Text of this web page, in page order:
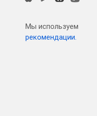
Мы используем
рекомендации.